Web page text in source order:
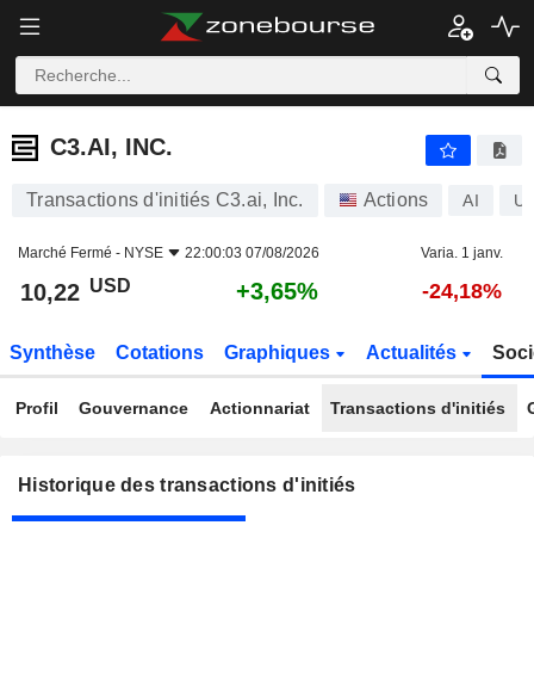
C3.AI, INC.
C3.AI, INC.
Transactions d'initiés C3.ai, Inc. Actions AI
Marché Fermé - NYSE 22:00:03 07/08/2026 Varia. 1 janv.
10,22 USD +3,65% -24,18%
Synthèse Cotations Graphiques Actualités
Profil Gouvernance Actionnariat Transactions d'initiés
Historique des transactions d'initiés